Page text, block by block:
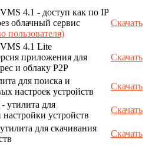
4.1 - доступ как по IP
облачный сервис
пользователя)
Скачать
4.1 Lite
приложения для
и облаку P2P
Скачать
для поиска и
настроек устройств
Скачать
утилита для
устройств
Скачать
для скачивания
Скачать